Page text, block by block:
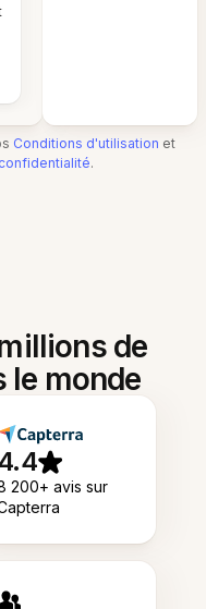
Conditions d'utilisation et
.
de
le monde
200+ avis sur